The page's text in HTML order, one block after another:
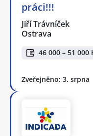
práci!!!
Jiří Trávníček
Ostrava
46 000 – 51 000
Zveřejněno: 3. srpna